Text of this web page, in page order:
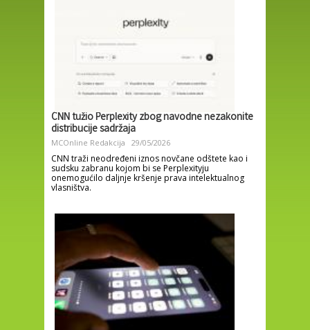
CNN tužio Perplexity zbog navodne nezakonite
distribucije sadržaja
MCOnline Redakcija 29/05/2026
CNN traži neodređeni iznos novčane odštete kao i
sudsku zabranu kojom bi se Perplexityju
onemogućilo daljnje kršenje prava intelektualnog
vlasništva.